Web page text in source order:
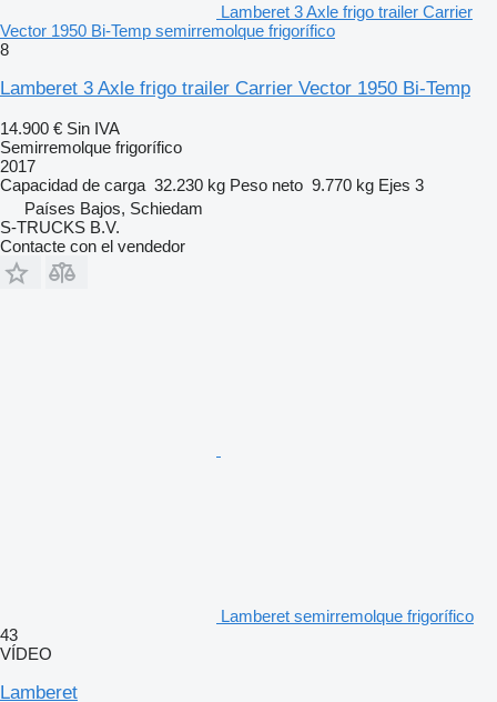
Lamberet 3 Axle frigo trailer Carrier
Vector 1950 Bi-Temp semirremolque frigorífico
8
Lamberet 3 Axle frigo trailer Carrier Vector 1950 Bi-Temp
14.900 € Sin IVA
Semirremolque frigorífico
2017
Capacidad de carga 32.230 kg Peso neto 9.770 kg Ejes 3
Países Bajos, Schiedam
S-TRUCKS B.V.
Contacte con el vendedor
Lamberet semirremolque frigorífico
43
VÍDEO
Lamberet